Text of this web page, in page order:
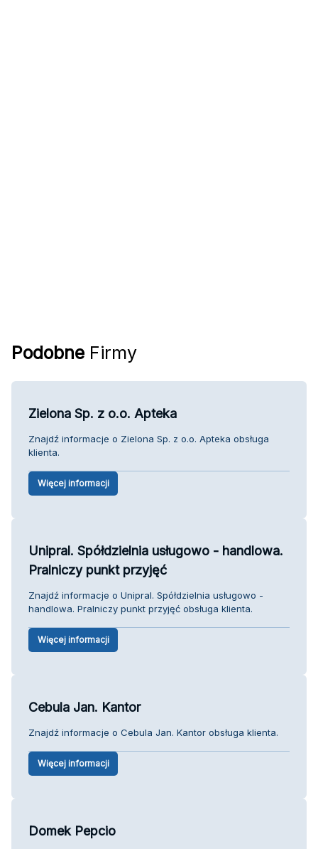
Podobne Firmy
Zielona Sp. z o.o. Apteka
Znajdź informacje o Zielona Sp. z o.o. Apteka obsługa
klienta.
Więcej informacji
Unipral. Spółdzielnia usługowo - handlowa.
Pralniczy punkt przyjęć
Znajdź informacje o Unipral. Spółdzielnia usługowo -
handlowa. Pralniczy punkt przyjęć obsługa klienta.
Więcej informacji
Cebula Jan. Kantor
Znajdź informacje o Cebula Jan. Kantor obsługa klienta.
Więcej informacji
Domek Pepcio